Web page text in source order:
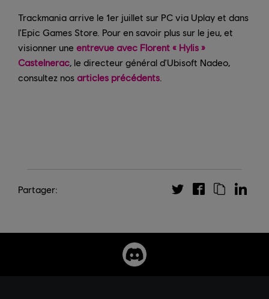
Trackmania arrive le 1er juillet sur PC via Uplay et dans
l'Epic Games Store. Pour en savoir plus sur le jeu, et
visionner une entrevue avec Florent « Hylis »
Castelnerac , le directeur général d'Ubisoft Nadeo,
consultez nos articles précédents
Partager: